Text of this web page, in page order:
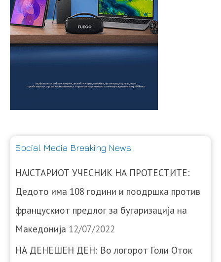
Social Media Breaking News
НАЈСТАРИОТ УЧЕСНИК НА ПРОТЕСТИТЕ:
Дедото има 108 години и поодршка против
францускиот предлог за бугаризација на
Македонија 12/07/2022
НА ДЕНЕШЕН ДЕН: Во логорот Голи Оток